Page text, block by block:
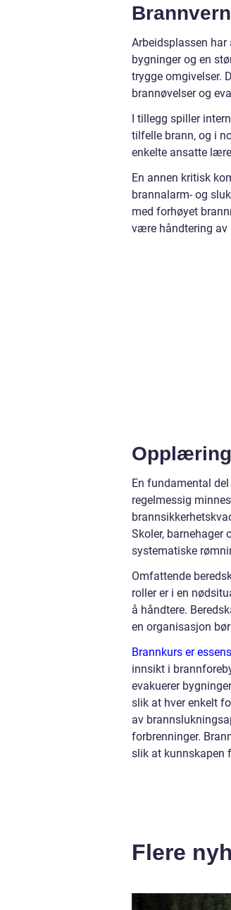
Arbeidsplassen har
bygninger og en
trygge omgivelser.
brannøvelser og
I tillegg spiller
tilfelle brann, og i
enkelte ansatte
En annen kritisk
brannalarm- og
med forhøyet
være håndtering av
En fundamental
regelmessig
Skoler,
systematiske
Omfattende
roller er i en
å håndtere.
en organisasjon
Brannkurs er
innsikt i
evakuerer
slik at hver enkelt
av
forbrenninger.
slik at kunnskapen
Flere